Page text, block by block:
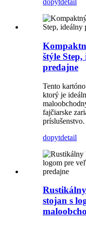
dopytdetail
štýle
predajne
Tento
ktorý je
fajčiarske
príslušenstvo.
dopytdetail
stojan s